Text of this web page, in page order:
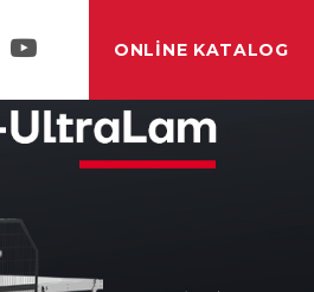
ONLINE KATALOG